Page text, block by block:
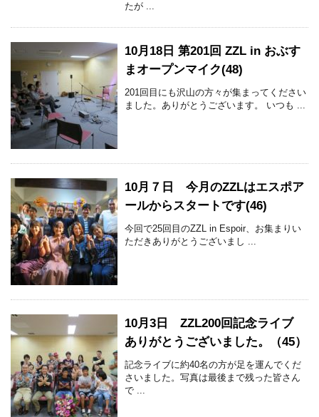
たが ...
10月18日 第201回 ZZL in おぶす
まオープンマイク(48)
201回目にも沢山の方々が集まってください
ました。ありがとうございます。 いつも ...
10月７日 今月のZZLはエスポア
ールからスタートです(46)
今回で25回目のZZL in Espoir、お集まりい
ただきありがとうございまし ...
10月3日 ZZL200回記念ライブ
ありがとうございました。（45）
記念ライブに約40名の方が足を運んでくだ
さいました。写真は最後まで残った皆さん
で ...